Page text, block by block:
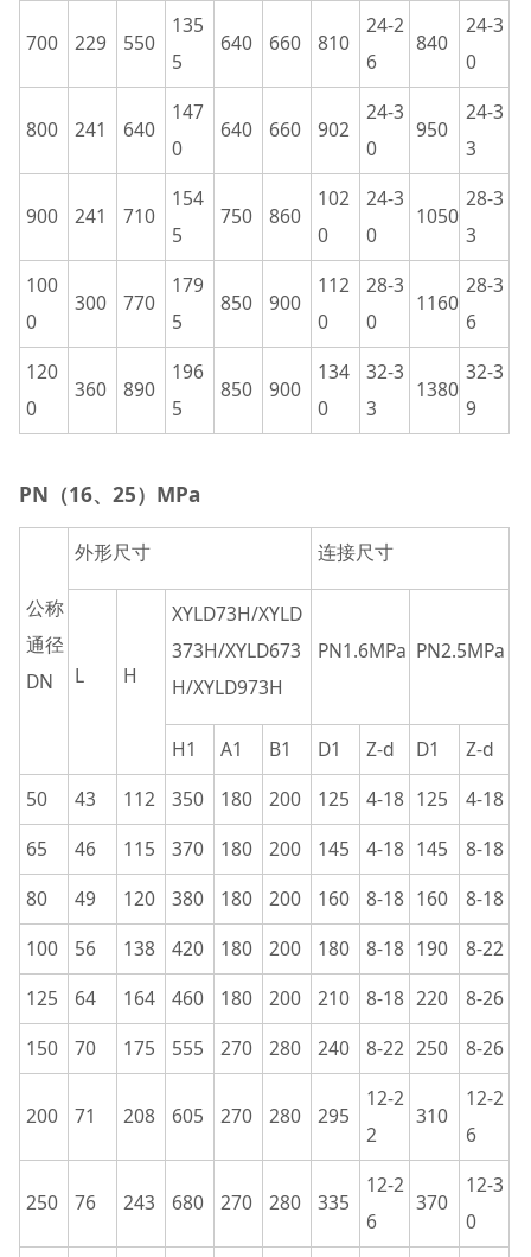
700 229 550
135
5
640 660 810
24-2
6
840
24-3
0
800 241 640
147
0
640 660 902
24-3
0
950
24-3
3
900 241 710
154
5
750 860
102
0
24-3
0
1050
28-3
3
100
0
300 770
179
5
850 900
112
0
28-3
0
1160
28-3
6
120
0
360 890
196
5
850 900
134
0
32-3
3
1380
32-3
9
PN（16、25）MPa
公称
通径
DN
外形尺寸 连接尺寸
L H
XYLD73H/XYLD
373H/XYLD673
H/XYLD973H
PN1.6MPa PN2.5MPa
H1 A1 B1 D1 Z-d D1
Z-d
50
43 112 350 180 200 125 4-18 125
4-18
65
46 115 370 180 200 145 4-18 145
8-18
80
49 120 380 180 200 160 8-18 160
8-18
100
56 138 420 180 200 180 8-18 190
8-22
125
64 164 460 180 200 210 8-18 220
8-26
150
70 175 555 270 280 240 8-22 250 8-26
200 71 208 605 270 280 295
12-2
2
310
12-2
6
250 76 243 680 270 280 335
12-2
6
370
12-3
0